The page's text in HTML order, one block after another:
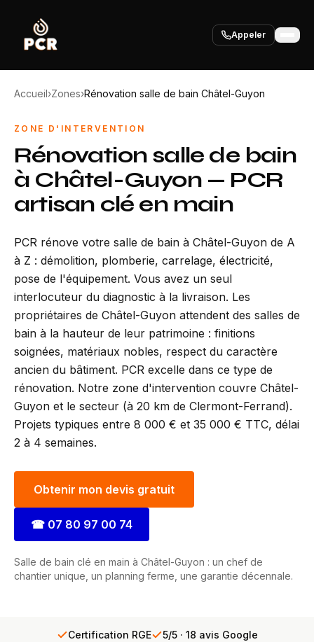
Appeler
Accueil›Zones›Rénovation salle de bain Châtel-Guyon
ZONE D'INTERVENTION
Rénovation salle de bain
à Châtel-Guyon — PCR
artisan clé en main
PCR rénove votre salle de bain à Châtel-Guyon de A
à Z : démolition, plomberie, carrelage, électricité,
pose de l'équipement. Vous avez un seul
interlocuteur du diagnostic à la livraison. Les
propriétaires de Châtel-Guyon attendent des salles de
bain à la hauteur de leur patrimoine : finitions
soignées, matériaux nobles, respect du caractère
ancien du bâtiment. PCR excelle dans ce type de
rénovation. Notre zone d'intervention couvre Châtel-
Guyon et le secteur (à 20 km de Clermont-Ferrand).
Projets typiques entre 8 000 € et 35 000 € TTC, délai
2 à 4 semaines.
Obtenir mon devis gratuit
☎ 07 80 97 00 74
Salle de bain clé en main à Châtel-Guyon : un chef de
chantier unique, un planning ferme, une garantie décennale.
Certification RGE
5/5 · 18 avis Google